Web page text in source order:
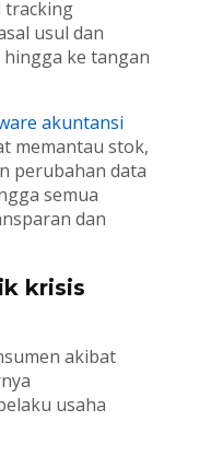
tracking
usul dan
ke tangan
akuntansi
memantau stok,
perubahan data
semua
dan
krisis
akibat
usaha